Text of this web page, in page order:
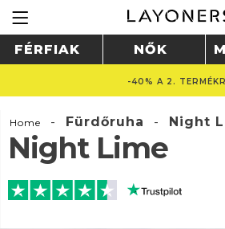
FÉRFIAK NŐK
-40% A 2.
Home - Fürdőruha - Night
Night Lime